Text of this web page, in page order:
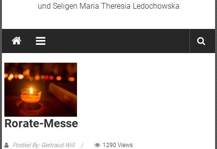
und Seligen Maria Theresia Ledochowska
Rorate-Messe
Posted By: Gertraud Will 1290 Views